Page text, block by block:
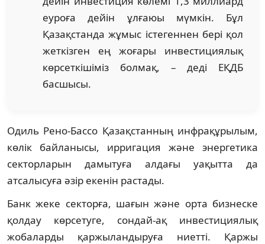
еуроға дейін ұлғаюы мүмкін. Бұл
Қазақстанда жұмыс істегеннен бері қол
жеткізген ең жоғары инвестициялық
көрсеткішіміз болмақ, – деді ЕҚДБ
басшысы.
Одиль Рено-Бассо Қазақстанның инфрақұрылым,
көлік байланысы, ирригация және энергетика
секторларын дамытуға алдағы уақытта да
атсалысуға әзір екенін растады.
Банк жеке секторға, шағын және орта бизнеске
қолдау көрсетуге, сондай-ақ инвестициялық
жобаларды қаржыландыруға ниетті. Қаржы